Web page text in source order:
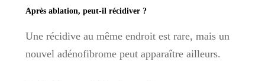
Après ablation, peut-il récidiver ?
Une récidive au même endroit est rare, mais un
nouvel adénofibrome peut apparaître ailleurs.